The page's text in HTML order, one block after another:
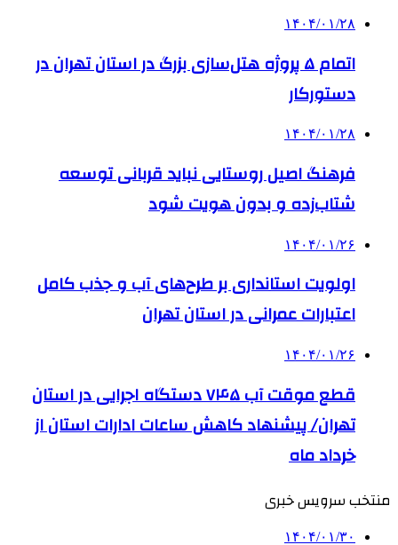
۱۴۰۴/۰۱/۲۸
اتمام ۵ پروژه هتل‌سازی بزرگ در استان تهران در
دستورکار
۱۴۰۴/۰۱/۲۸
فرهنگ اصیل روستایی نباید قربانی توسعه
شتاب‌زده و بدون هویت شود
۱۴۰۴/۰۱/۲۶
اولویت استانداری بر طرح‌های آب و جذب کامل
اعتبارات عمرانی در استان تهران
۱۴۰۴/۰۱/۲۶
قطع موقت آب ۷۴۵ دستگاه اجرایی در استان
تهران/ پیشنهاد کاهش ساعات ادارات استان از
خرداد ماه
منتخب سرویس خبری
۱۴۰۴/۰۱/۳۰